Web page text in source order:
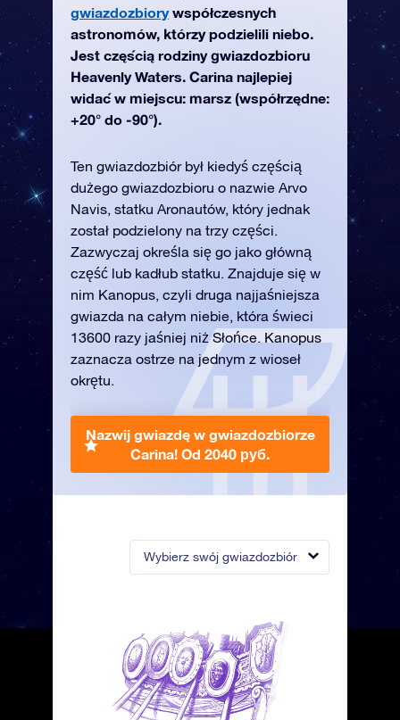
Wybierz swój gwiazdozbiór
gwiazdozbiorywspółczesnych
astronomów, którzy podzielili niebo.
Jest częścią rodziny gwiazdozbioru
Heavenly Waters. Carina najlepiej
widać w miejscu: marsz (współrzędne:
+20° do -90°).
Ten gwiazdozbiór był kiedyś częścią
dużego gwiazdozbioru o nazwie Arvo
Navis, statku Aronautów, który jednak
został podzielony na trzy części.
Zazwyczaj określa się go jako główną
część lub kadłub statku. Znajduje się w
nim Kanopus, czyli druga najjaśniejsza
gwiazda na całym niebie, która świeci
13600 razy jaśniej niż Słońce. Kanopus
zaznacza ostrze na jednym z wioseł
okrętu.
Nazwij gwiazdę w gwiazdozbiorze
Carina! Od 2040 руб.